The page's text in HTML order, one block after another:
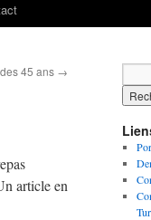
45 ans →
article en